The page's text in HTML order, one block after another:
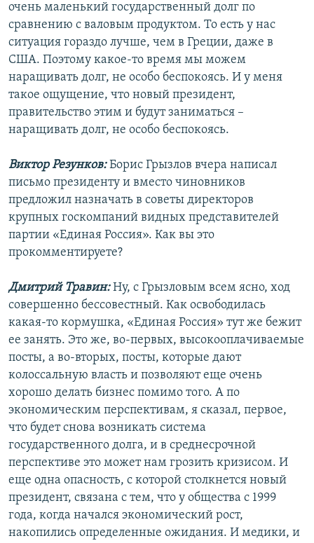
очень маленький государственный долг по
сравнению с валовым продуктом. То есть у нас
ситуация гораздо лучше, чем в Греции, даже в
США. Поэтому какое-то время мы можем
наращивать долг, не особо беспокоясь. И у меня
такое ощущение, что новый президент,
правительство этим и будут заниматься –
наращивать долг, не особо беспокоясь.
Виктор Резунков:Борис Грызлов вчера написал
письмо президенту и вместо чиновников
предложил назначать в советы директоров
крупных госкомпаний видных представителей
партии «Единая Россия». Как вы это
прокомментируете?
Дмитрий Травин:Ну, с Грызловым всем ясно, ход
совершенно бессовестный. Как освободилась
какая-то кормушка, «Единая Россия» тут же бежит
ее занять. Это же, во-первых, высокооплачиваемые
посты, а во-вторых, посты, которые дают
колоссальную власть и позволяют еще очень
хорошо делать бизнес помимо того. А по
экономическим перспективам, я сказал, первое,
что будет снова возникать система
государственного долга, и в среднесрочной
перспективе это может нам грозить кризисом. И
еще одна опасность, с которой столкнется новый
президент, связана с тем, что у общества с 1999
года, когда начался экономический рост,
накопились определенные ожидания. И медики, и